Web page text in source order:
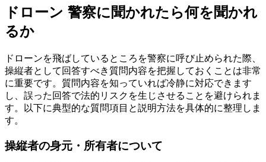
ドローン 警察に聞かれたら何を聞かれ
るか
ドローンを飛ばしているところを警察に呼び止められた際、
操縦者として回答すべき質問内容を把握しておくことは非常
に重要です。質問内容を知っていれば冷静に対応できます
し、誤った回答で法的リスクを生じさせることを避けられま
す。以下に典型的な質問項目と説明方法を具体的に整理しま
す。
操縦者の身元・所有者について